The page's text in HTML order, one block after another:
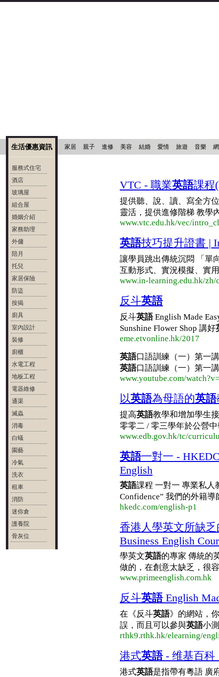
家居 親子 進修 美容 結婚 愛情 旅遊 音樂
生活優惠資訊
服務式住宅
酒店
玻璃屋
組合屋
婚姻介紹
家務助理
外傭
陪月
托兒
家居保險
防盜
按揭
廚具
室內設計
裝修
廚櫃
水電工程
地板工程
電器維修
通渠
滅蟲
消毒
白蟻
園藝
冷氣
洗衣
租車
消防
迷你倉
護養院
骨灰位
VTC - 職業英語課程
提供聽、說、讀、寫全方
靈活，提供進修階梯 教學
www.vtc.edu.hk/vec/
英語技巧提升證書 |
讓學員跳出傳統沉悶 「單
互動形式、實況模擬、實
www.in-learning.edu.hk/zh/
反斗英語
反斗英語English Made
Sunshine Flower Shop 講好
eme.etvonline.hk/2017
英語口語訓練（一）第一
英語口語訓練（一）第一
www.youtube.com/
以英語為母語的英語
提高英語教學和增加學生
零零二 / 零三學年於公營
www.edb.gov.hk/tc/
英語一對一 -
English
英語課程 一對一 專業私人
Confidence” 我們的外籍
hkedc.com/english-p1
香港人學英文所缺乏
Business English
學英文英語的專家 傳統的
做的，在創意太缺乏，很
www.primeenglish.com.hk
反斗英語English
在《反斗英語》的網站，
誤，而且可以參與英語小
rthk9.rthk.hk/elearning/
港式英語- 维基百科
港式英語是指帶有粵語 廣